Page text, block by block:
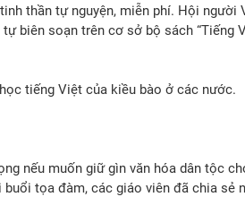
thần tự nguyện, miễn phí. Hội người
biên soạn trên cơ sở bộ sách “Tiếng
tiếng Việt của kiều bào ở các nước.
nếu muốn giữ gìn văn hóa dân tộc
tọa đàm, các giáo viên đã chia sẻ